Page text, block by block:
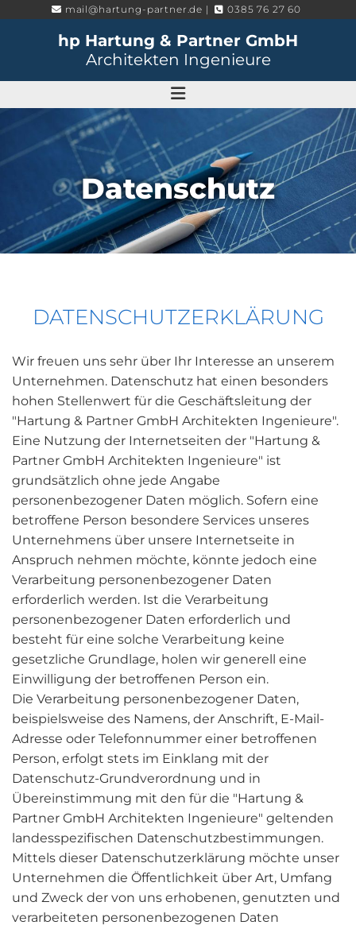
Zum Inhalt springen
 mail@hartung-partner.de | 0385 76 27 60
hp Hartung & Partner GmbH
Architekten Ingenieure
Datenschutz
DATENSCHUTZERKLÄRUNG
Wir freuen uns sehr über Ihr Interesse an unserem
Unternehmen. Datenschutz hat einen besonders
hohen Stellenwert für die Geschäftsleitung der
"Hartung & Partner GmbH Architekten Ingenieure".
Eine Nutzung der Internetseiten der "Hartung &
Partner GmbH Architekten Ingenieure" ist
grundsätzlich ohne jede Angabe
personenbezogener Daten möglich. Sofern eine
betroffene Person besondere Services unseres
Unternehmens über unsere Internetseite in
Anspruch nehmen möchte, könnte jedoch eine
Verarbeitung personenbezogener Daten
erforderlich werden. Ist die Verarbeitung
personenbezogener Daten erforderlich und
besteht für eine solche Verarbeitung keine
gesetzliche Grundlage, holen wir generell eine
Einwilligung der betroffenen Person ein.
Die Verarbeitung personenbezogener Daten,
beispielsweise des Namens, der Anschrift, E-Mail-
Adresse oder Telefonnummer einer betroffenen
Person, erfolgt stets im Einklang mit der
Datenschutz-Grundverordnung und in
Übereinstimmung mit den für die "Hartung &
Partner GmbH Architekten Ingenieure" geltenden
landesspezifischen Datenschutzbestimmungen.
Mittels dieser Datenschutzerklärung möchte unser
Unternehmen die Öffentlichkeit über Art, Umfang
und Zweck der von uns erhobenen, genutzten und
verarbeiteten personenbezogenen Daten